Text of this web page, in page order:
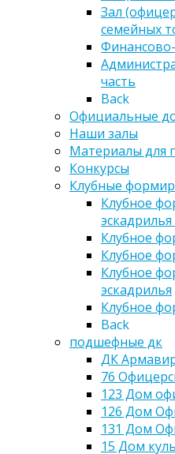
Зал
семейных
часть
Back
Официальные
Наши залы
Материалы для
Конкурсы
Клубные
Клубное
Клубное
Клубное
Клубное
эскадрилья
Клубное
Back
подшефные дк
ДК
76
123 Дом
126 Дом
131 Дом
15 Дом